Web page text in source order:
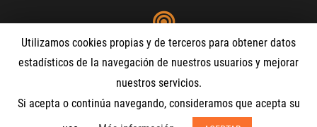
Web especializada en el medio cultural de los videojuegos en habla hispana:
noticias, análisis, artículos y contenidos multimedia.
Utilizamos cookies propias y de terceros para obtener datos
estadísticos de la navegación de nuestros usuarios y mejorar
nuestros servicios.
Si acepta o continúa navegando, consideramos que acepta su